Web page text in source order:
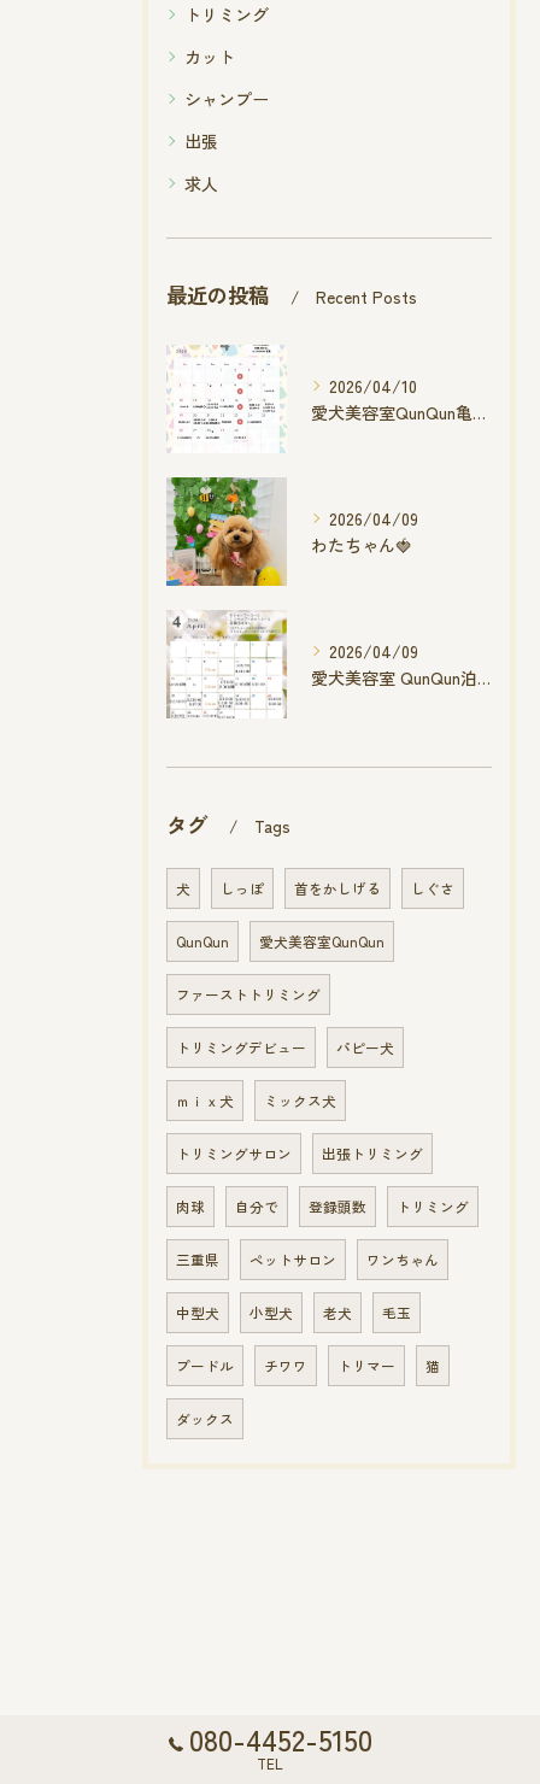
トリミング
カット
シャンプー
出張
求人
最近の投稿 Recent Posts
2026/04/10
愛犬美容室QunQun亀山エコー店
2026/04/09
わたちゃん🍓
2026/04/09
愛犬美容室 QunQun泊店 4月空き状況です
タグ Tags
犬 しっぽ 首をかしげる しぐさ
QunQun 愛犬美容室QunQun
ファーストトリミング
トリミングデビュー パピー犬
ｍｉｘ犬 ミックス犬
トリミングサロン 出張トリミング
肉球 自分で 登録頭数 トリミング
三重県 ペットサロン ワンちゃん
中型犬 小型犬 老犬 毛玉
プードル チワワ トリマー 猫
ダックス
080-4452-5150
TEL